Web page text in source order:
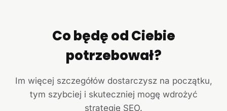
Co będę od Ciebie
potrzebował?
Im więcej szczegółów dostarczysz na początku,
tym szybciej i skuteczniej mogę wdrożyć
strategię SEO.